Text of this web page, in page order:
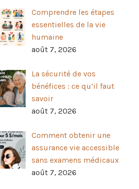
Comprendre les étapes
essentielles de la vie
humaine
août 7, 2026
La sécurité de vos
bénéfices : ce qu’il faut
savoir
août 7, 2026
Comment obtenir une
assurance vie accessible
sans examens médicaux
août 7, 2026